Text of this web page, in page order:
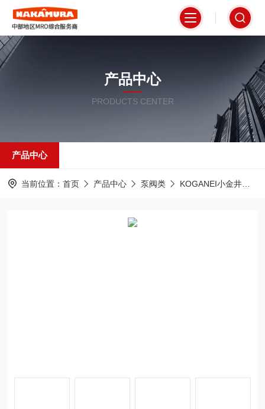
产品中心
PRODUCTS CENTER
产品中心
当前位置： 首页 产品中心 泵阀类 KOGANEI小金井